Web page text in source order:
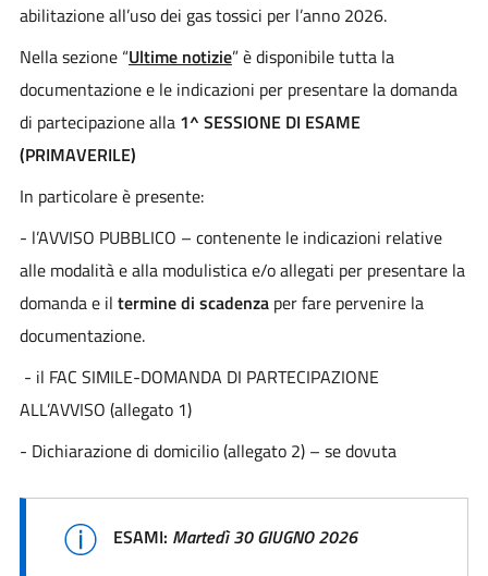
abilitazione all’uso dei gas tossici per l’anno 2026.
Nella sezione “Ultime notizie” è disponibile tutta la
documentazione e le indicazioni per presentare la domanda
di partecipazione alla 1^ SESSIONE DI ESAME
(PRIMAVERILE)
In particolare è presente:
- l’AVVISO PUBBLICO – contenente le indicazioni relative
alle modalità e alla modulistica e/o allegati per presentare la
domanda e il termine di scadenzaper fare pervenire la
documentazione.
- il FAC SIMILE-DOMANDA DI PARTECIPAZIONE
ALL’AVVISO (allegato 1)
- Dichiarazione di domicilio (allegato 2) – se dovuta
ESAMI: Martedì 30 GIUGNO2026